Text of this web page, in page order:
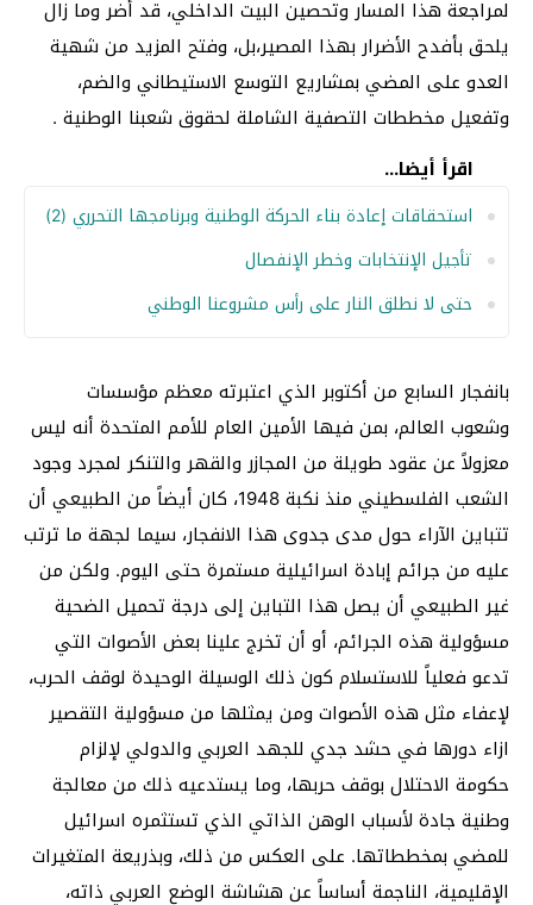
لمراجعة هذا المسار وتحصين البيت الداخلي، قد أضر وما زال
يلحق بأفدح الأضرار بهذا المصير،بل، وفتح المزيد من شهية
العدو على المضي بمشاريع التوسع الاستيطاني والضم،
وتفعيل مخططات التصفية الشاملة لحقوق شعبنا الوطنية .
اقرأ أيضا...
استحقاقات إعادة بناء الحركة الوطنية وبرنامجها التحرري (2)
تأجيل الإنتخابات وخطر الإنفصال
حتى لا نطلق النار على رأس مشروعنا الوطني
بانفجار السابع من أكتوبر الذي اعتبرته معظم مؤسسات
وشعوب العالم، بمن فيها الأمين العام للأمم المتحدة أنه ليس
معزولاً عن عقود طويلة من المجازر والقهر والتنكر لمجرد وجود
الشعب الفلسطيني منذ نكبة 1948، كان أيضاً من الطبيعي أن
تتباين الآراء حول مدى جدوى هذا الانفجار، سيما لجهة ما ترتب
عليه من جرائم إبادة اسرائيلية مستمرة حتى اليوم. ولكن من
غير الطبيعي أن يصل هذا التباين إلى درجة تحميل الضحية
مسؤولية هذه الجرائم، أو أن تخرج علينا بعض الأصوات التي
تدعو فعلياً للاستسلام كون ذلك الوسيلة الوحيدة لوقف الحرب،
لإعفاء مثل هذه الأصوات ومن يمثلها من مسؤولية التقصير
ازاء دورها في حشد جدي للجهد العربي والدولي لإلزام
حكومة الاحتلال بوقف حربها، وما يستدعيه ذلك من معالجة
وطنية جادة لأسباب الوهن الذاتي الذي تستثمره اسرائيل
للمضي بمخططاتها. على العكس من ذلك، وبذريعة المتغيرات
الإقليمية، الناجمة أساساً عن هشاشة الوضع العربي ذاته،